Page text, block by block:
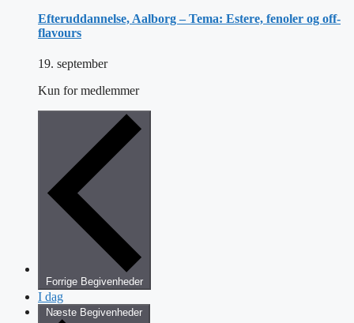
Efteruddannelse, Aalborg – Tema: Estere, fenoler og off-
flavours
19. september
Kun for medlemmer
Forrige Begivenheder
I dag
Næste Begivenheder